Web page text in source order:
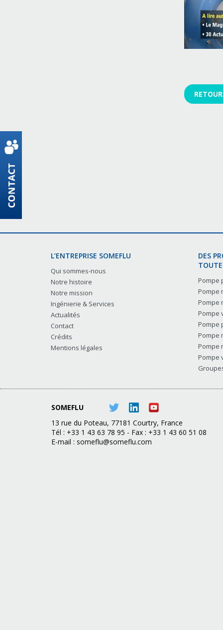
L’ENTREPRISE SOMEFLU
Qui sommes-nous
Notre histoire
Notre mission
Ingénierie & Services
Actualités
Contact
Crédits
Mentions légales
DES
Pompe
Pompe
Pompe
Pompe
Pompe
Pompe
Pompe
Pompe
SOMEFLU
13 rue du Poteau, 77181 Courtry, France
Tél : +33 1 43 63 78 95 - Fax : +33 1 43 60 51 08
E-mail : someflu@someflu.com